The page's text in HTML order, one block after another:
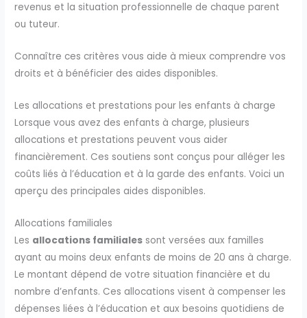
revenus et la situation professionnelle de chaque parent
ou tuteur.
Connaître ces critères vous aide à mieux comprendre vos
droits et à bénéficier des aides disponibles.
Les allocations et prestations pour les enfants à charge
Lorsque vous avez des enfants à charge, plusieurs
allocations et prestations peuvent vous aider
financièrement. Ces soutiens sont conçus pour alléger les
coûts liés à l’éducation et à la garde des enfants. Voici un
aperçu des principales aides disponibles.
Allocations familiales
Les allocations familiales sont versées aux familles
ayant au moins deux enfants de moins de 20 ans à charge.
Le montant dépend de votre situation financière et du
nombre d’enfants. Ces allocations visent à compenser les
dépenses liées à l’éducation et aux besoins quotidiens de